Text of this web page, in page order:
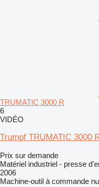
TRUMATIC 3000 R
6
VIDÉO
Trumpf TRUMATIC 3000
Prix sur demande
Matériel industriel - presse
2006
Machine-outil à commande